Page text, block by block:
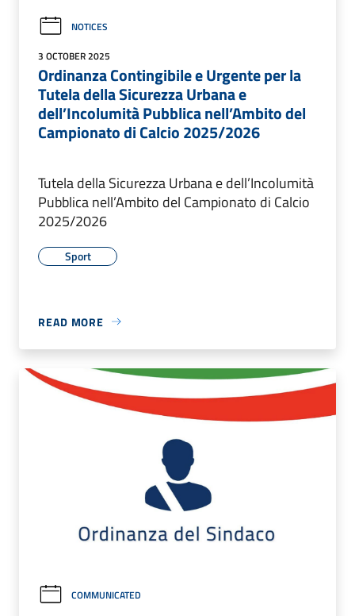
NOTICES
3 OCTOBER 2025
Ordinanza Contingibile e Urgente per la
Tutela della Sicurezza Urbana e
dell’Incolumità Pubblica nell’Ambito del
Campionato di Calcio 2025/2026
Tutela della Sicurezza Urbana e dell’Incolumità
Pubblica nell’Ambito del Campionato di Calcio
2025/2026
Sport
READ MORE
COMMUNICATED